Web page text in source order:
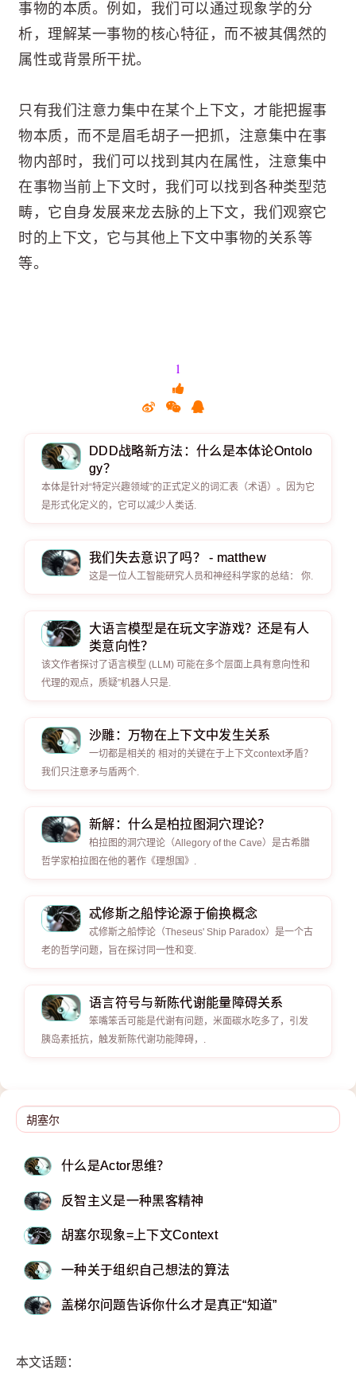
事物的本质。例如，我们可以通过现象学的分
析，理解某一事物的核心特征，而不被其偶然的
属性或背景所干扰。
只有我们注意力集中在某个上下文，才能把握事
物本质，而不是眉毛胡子一把抓，注意集中在事
物内部时，我们可以找到其内在属性，注意集中
在事物当前上下文时，我们可以找到各种类型范
畴，它自身发展来龙去脉的上下文，我们观察它
时的上下文，它与其他上下文中事物的关系等
等。
1
DDD战略新方法：什么是本体论Ontolo
gy？
本体是针对“特定兴趣领域”的正式定义的词汇表（术语）。因为它
是形式化定义的，它可以减少人类话.
我们失去意识了吗？ - matthew
这是一位人工智能研究人员和神经科学家的总结： 你.
大语言模型是在玩文字游戏？还是有人
类意向性？
该文作者探讨了语言模型 (LLM) 可能在多个层面上具有意向性和
代理的观点，质疑”机器人只是.
沙雕：万物在上下文中发生关系
一切都是相关的 相对的关键在于上下文context矛盾？
我们只注意矛与盾两个.
新解：什么是柏拉图洞穴理论？
柏拉图的洞穴理论（Allegory of the Cave）是古希腊
哲学家柏拉图在他的著作《理想国》.
忒修斯之船悖论源于偷换概念
忒修斯之船悖论（Theseus' Ship Paradox）是一个古
老的哲学问题，旨在探讨同一性和变.
语言符号与新陈代谢能量障碍关系
笨嘴笨舌可能是代谢有问题，米面碳水吃多了，引发
胰岛素抵抗，触发新陈代谢功能障碍，.
什么是Actor思维？
反智主义是一种黑客精神
胡塞尔现象=上下文Context
一种关于组织自己想法的算法
盖梯尔问题告诉你什么才是真正“知道”
本文话题：